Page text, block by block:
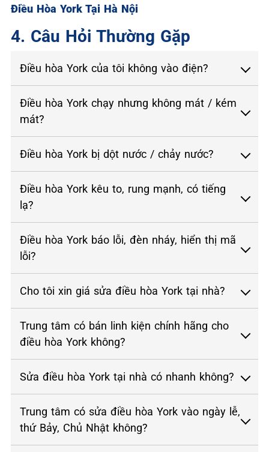
Điều Hòa York Tại Hà Nội
4. Câu Hỏi Thường Gặp
Điều hòa York của tôi không vào điện?
Điều hòa York chạy nhưng không mát / kém
mát?
Điều hòa York bị dột nước / chảy nước?
Điều hòa York kêu to, rung mạnh, có tiếng
lạ?
Điều hòa York báo lỗi, đèn nháy, hiển thị mã
lỗi?
Cho tôi xin giá sửa điều hòa York tại nhà?
Trung tâm có bán linh kiện chính hãng cho
điều hòa York không?
Sửa điều hòa York tại nhà có nhanh không?
Trung tâm có sửa điều hòa York vào ngày lễ,
thứ Bảy, Chủ Nhật không?